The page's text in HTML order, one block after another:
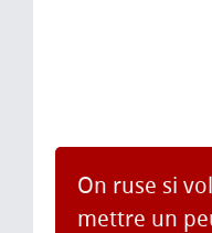
On ruse si
mettre un